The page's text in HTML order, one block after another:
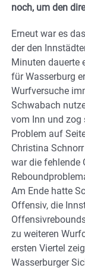
noch, um den
Erneut war es
der den
Minuten dauerte
für Wasserburg
Wurfversuche
Schwabach
vom Inn und zog
Problem auf
Christina
war die fehlende
Am Ende hatte
Offensiv, die
zu weiteren
ersten Viertel
Wasserburger